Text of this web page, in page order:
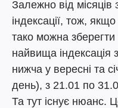
Залежно від місяців
індексації, тож,
тако можна
найвища індексація
нижча у вересні та
день), з 21.01 по
Та тут існує нюанс.